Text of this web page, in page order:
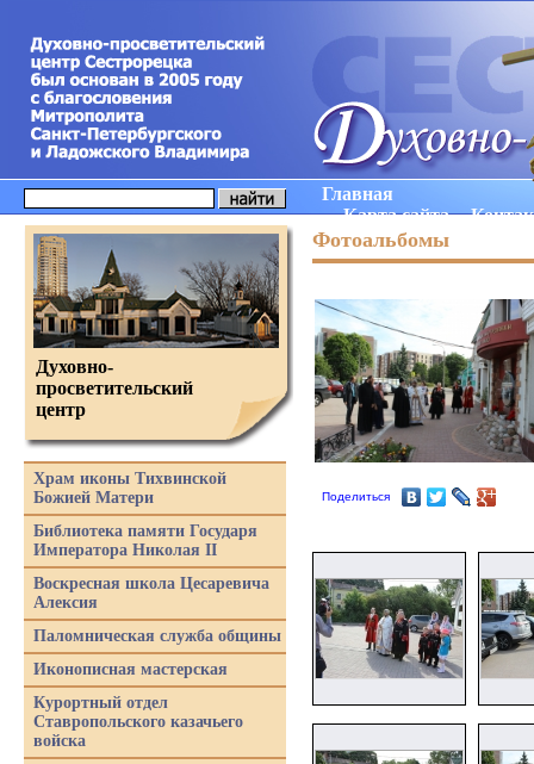
Главная
Карта сайта
Фотоальбомы
Поделиться
Духовно-
просветительский
центр
Храм иконы Тихвинской
Божией Матери
Библиотека памяти Государя
Императора Николая II
Воскресная школа Цесаревича
Алексия
Паломническая служба общины
Иконописная мастерская
Курортный отдел
Ставропольского казачьего
войска